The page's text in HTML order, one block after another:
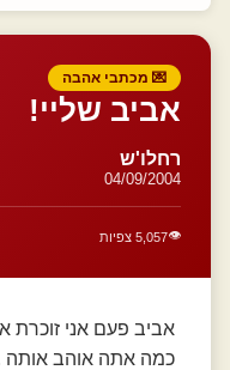
💌 מכתבי אהבה
אביב שליי!
רחלו'ש
04/09/2004
👁️5,057 צפיות
אביב פעם אני זוכרת
כמה אתה אוהב אותה